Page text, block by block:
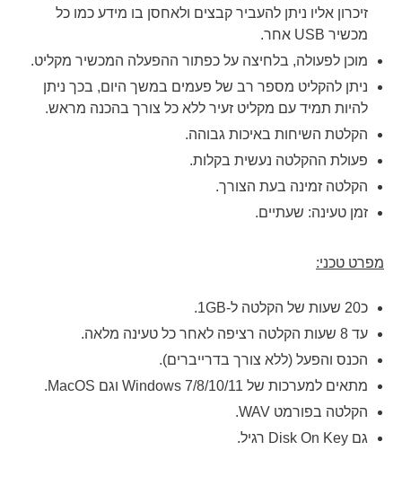
זיכרון אליו ניתן להעביר קבצים ולאחסן בו מידע כמו כל
מכשיר USB אחר.
מוכן לפעולה, בלחיצה על כפתור ההפעלה המכשיר מקליט.
ניתן להקליט מספר רב של פעמים במשך היום, בכך ניתן
להיות תמיד עם מקליט זעיר ללא כל צורך בהכנה מראש.
הקלטת השיחות באיכות גבוהה.
פעולת ההקלטה נעשית בקלות.
הקלטה זמינה בעת הצורך.
זמן טעינה: שעתיים.
מפרט טכני:
כ20 שעות של הקלטה ל-1GB.
עד 8 שעות הקלטה רציפה לאחר כל טעינה מלאה.
הכנס והפעל (ללא צורך בדרייברים).
מתאים למערכות של Windows 7/8/10/11 וגם MacOS.
הקלטה בפורמט WAV
.
גם Disk On Key רגיל.